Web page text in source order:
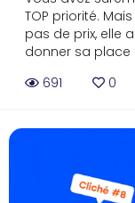
TOP priorité.
pas de prix, elle
donner sa place
691
0